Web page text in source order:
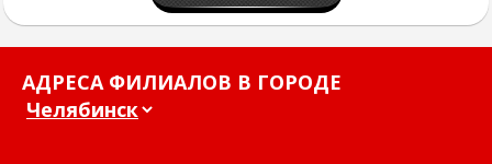
АДРЕСА ФИЛИАЛОВ В ГОРОДЕ